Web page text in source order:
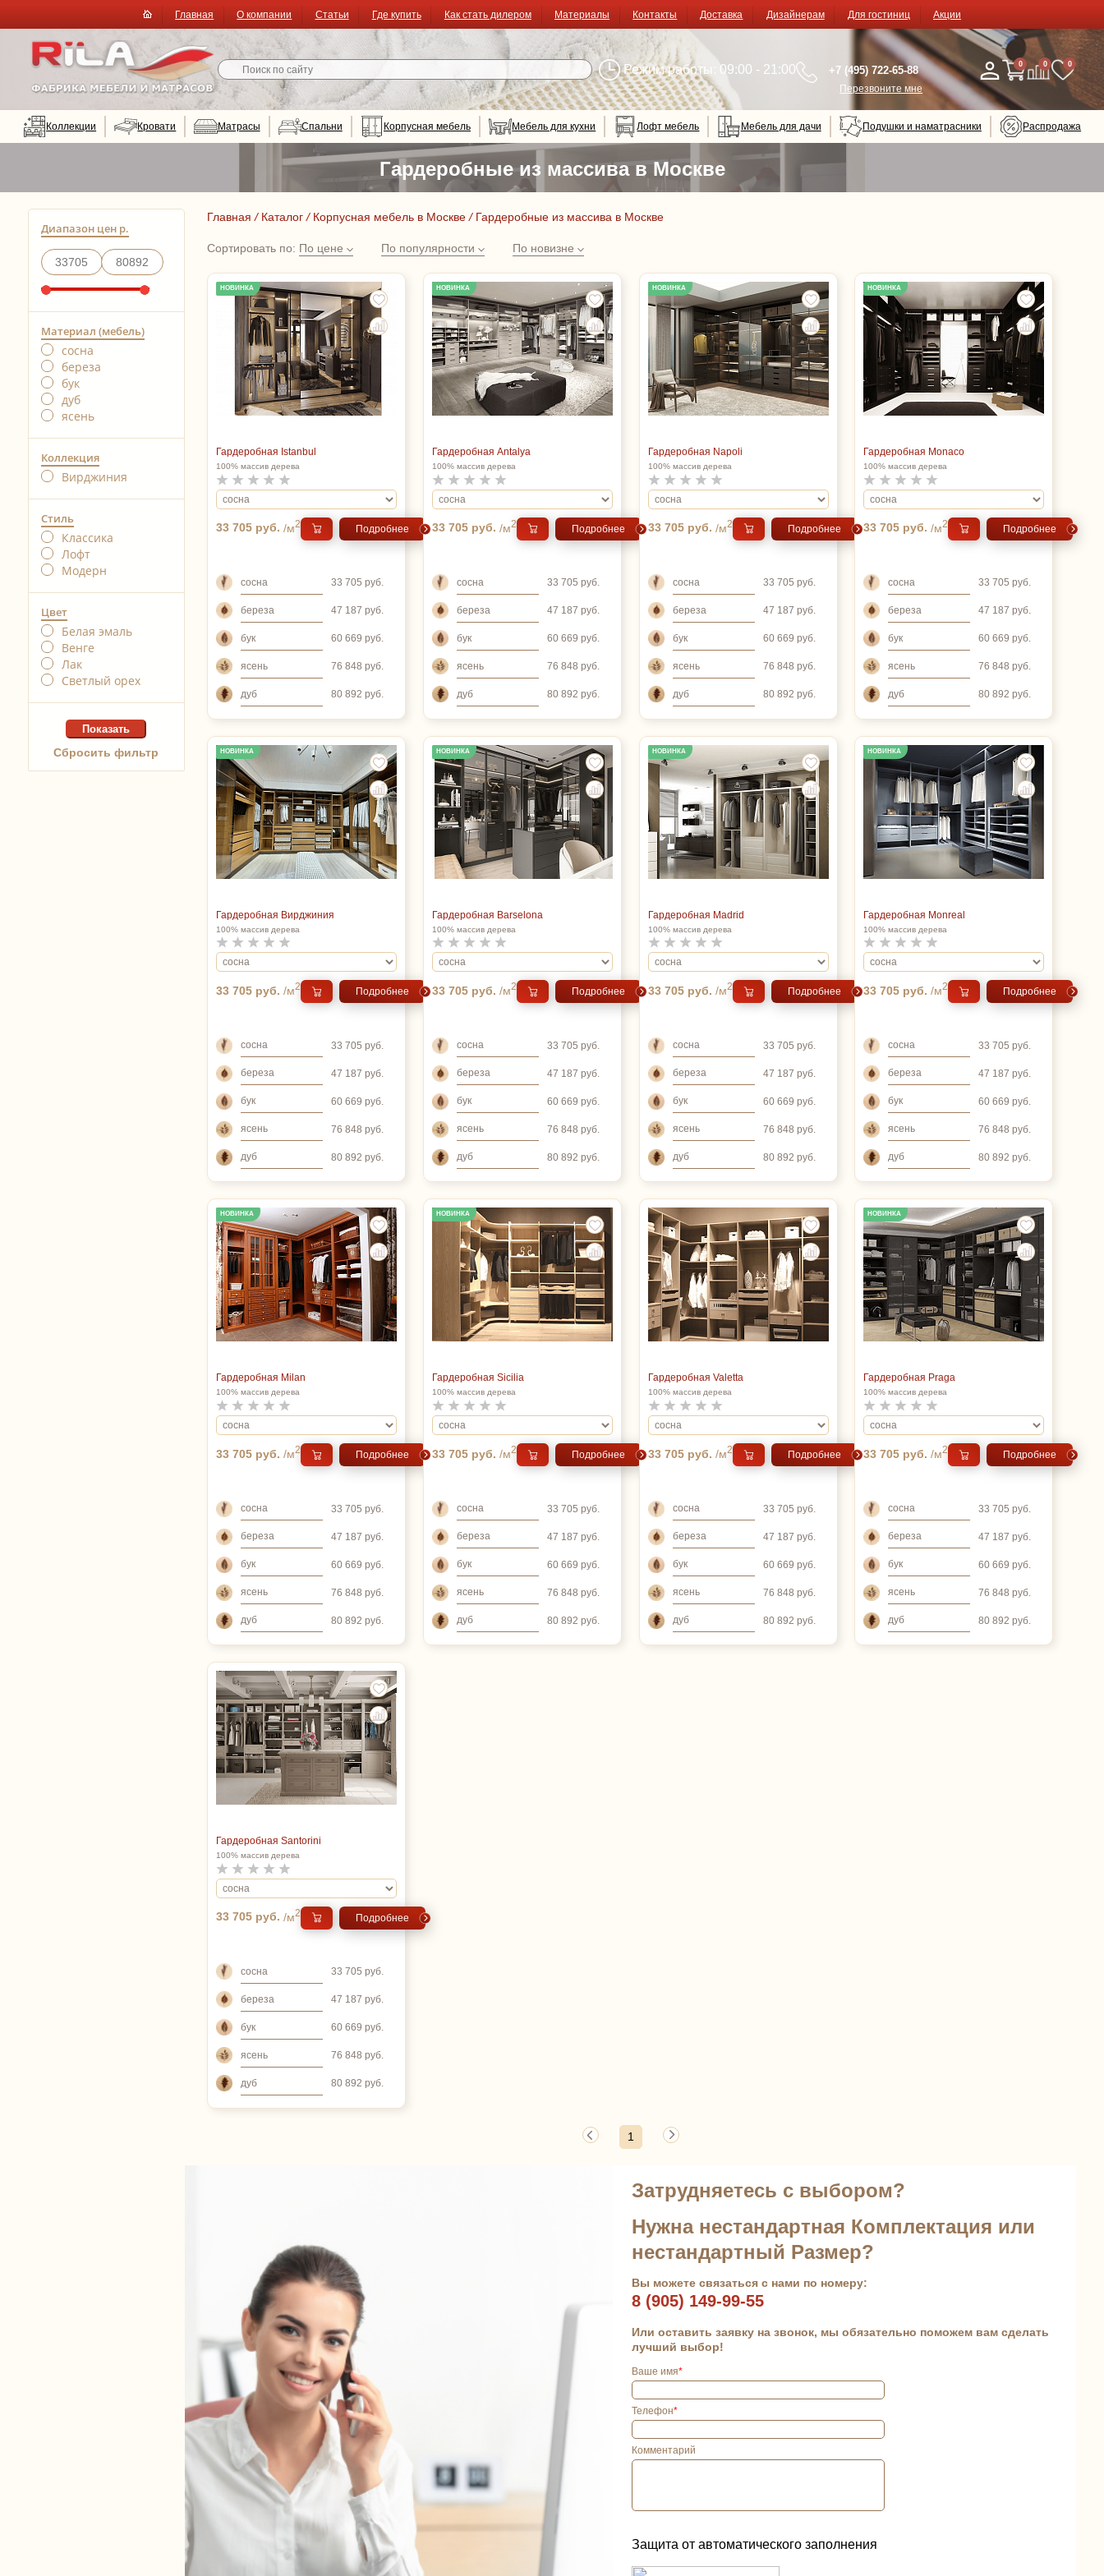
Главная О компании Статьи Где купить Как стать дилером Материалы Контакты Доставка Дизайнерам Для гостиниц Акции
Режим работы: 09:00 - 21:00 +7 (495) 722-65-88
Перезвоните мне
0 0 0
Коллекции Кровати Матрасы Спальни Корпусная мебель Мебель для кухни Лофт мебель Мебель для дачи Подушки и наматрасники Распродажа
Гардеробные из массива в Москве
Диапазон цен р.
Материал (мебель)
сосна
береза
бук
дуб
ясень
Коллекция
Вирджиния
Стиль
Классика
Лофт
Модерн
Цвет
Белая эмаль
Венге
Лак
Светлый орех
Главная / Каталог / Корпусная мебель в Москве / Гардеробные из массива в Москве
Сортировать по: По цене По популярности По новизне
НОВИНКА
Гардеробная Istanbul
100% массив дерева
33 705 руб. /м2 Подробнее
сосна 33 705 руб.
береза 47 187 руб.
бук 60 669 руб.
ясень 76 848 руб.
дуб 80 892 руб.
НОВИНКА
Гардеробная Antalya
100% массив дерева
33 705 руб. /м2 Подробнее
сосна 33 705 руб.
береза 47 187 руб.
бук 60 669 руб.
ясень 76 848 руб.
дуб 80 892 руб.
НОВИНКА
Гардеробная Napoli
100% массив дерева
33 705 руб. /м2 Подробнее
сосна 33 705 руб.
береза 47 187 руб.
бук 60 669 руб.
ясень 76 848 руб.
дуб 80 892 руб.
НОВИНКА
Гардеробная Monaco
100% массив дерева
33 705 руб. /м2 Подробнее
сосна 33 705 руб.
береза 47 187 руб.
бук 60 669 руб.
ясень 76 848 руб.
дуб 80 892 руб.
НОВИНКА
Гардеробная Вирджиния
100% массив дерева
33 705 руб. /м2 Подробнее
сосна 33 705 руб.
береза 47 187 руб.
бук 60 669 руб.
ясень 76 848 руб.
дуб 80 892 руб.
НОВИНКА
Гардеробная Barselona
100% массив дерева
33 705 руб. /м2 Подробнее
сосна 33 705 руб.
береза 47 187 руб.
бук 60 669 руб.
ясень 76 848 руб.
дуб 80 892 руб.
НОВИНКА
Гардеробная Madrid
100% массив дерева
33 705 руб. /м2 Подробнее
сосна 33 705 руб.
береза 47 187 руб.
бук 60 669 руб.
ясень 76 848 руб.
дуб 80 892 руб.
НОВИНКА
Гардеробная Monreal
100% массив дерева
33 705 руб. /м2 Подробнее
сосна 33 705 руб.
береза 47 187 руб.
бук 60 669 руб.
ясень 76 848 руб.
дуб 80 892 руб.
НОВИНКА
Гардеробная Milan
100% массив дерева
33 705 руб. /м2 Подробнее
сосна 33 705 руб.
береза 47 187 руб.
бук 60 669 руб.
ясень 76 848 руб.
дуб 80 892 руб.
НОВИНКА
Гардеробная Sicilia
100% массив дерева
33 705 руб. /м2 Подробнее
сосна 33 705 руб.
береза 47 187 руб.
бук 60 669 руб.
ясень 76 848 руб.
дуб 80 892 руб.
Гардеробная Valetta
100% массив дерева
33 705 руб. /м2 Подробнее
сосна 33 705 руб.
береза 47 187 руб.
бук 60 669 руб.
ясень 76 848 руб.
дуб 80 892 руб.
НОВИНКА
Гардеробная Praga
100% массив дерева
33 705 руб. /м2 Подробнее
сосна 33 705 руб.
береза 47 187 руб.
бук 60 669 руб.
ясень 76 848 руб.
дуб 80 892 руб.
Гардеробная Santorini
100% массив дерева
33 705 руб. /м2 Подробнее
сосна 33 705 руб.
береза 47 187 руб.
бук 60 669 руб.
ясень 76 848 руб.
дуб 80 892 руб.
1
Затрудняетесь с выбором?
Нужна нестандартная Комплектация или
нестандартный Размер?
Вы можете связаться с нами по номеру:
8 (905) 149-99-55
Или оставить заявку на звонок, мы обязательно поможем вам сделать
лучший выбор!
Ваше имя*
Телефон*
Комментарий
Защита от автоматического заполнения